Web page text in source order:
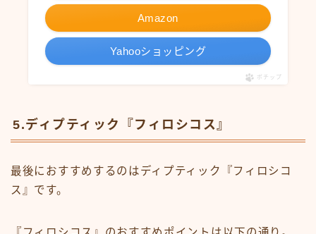
Amazon
Yahooショッピング
ポチップ
5.ディプティック『フィロシコス』
最後におすすめするのはディプティック『フィロシコ
ス』です。